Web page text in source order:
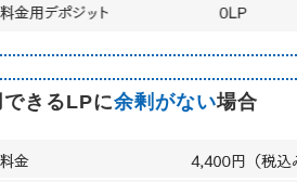
きるLPに余剰がない場合